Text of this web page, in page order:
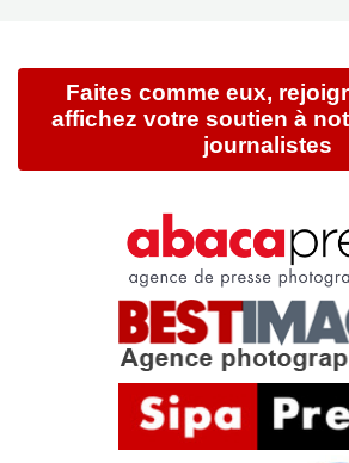
Faites comme eux,
affichez votre soutien à
journalistes